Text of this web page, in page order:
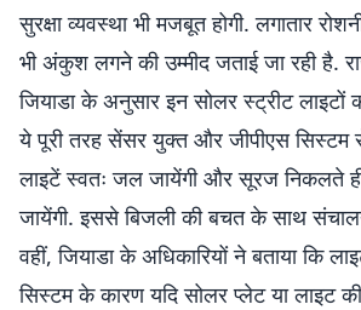
सुरक्षा व्यवस्था भी मजबूत होगी. लगातार
भी अंकुश लगने की उम्मीद जताई जा रही है.
जियाडा के अनुसार इन सोलर स्ट्रीट लाइटों
ये पूरी तरह सेंसर युक्त और जीपीएस सिस्टम
लाइटें स्वतः जल जायेंगी और सूरज निकलते
जायेंगी. इससे बिजली की बचत के साथ
वहीं, जियाडा के अधिकारियों ने बताया कि
सिस्टम के कारण यदि सोलर प्लेट या लाइट की